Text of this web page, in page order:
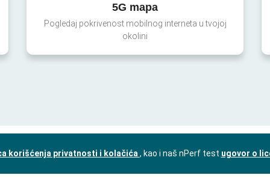
5G mapa
Pogledaj pokrivenost mobilnog interneta u tvojoj
okolini
korišćenja privatnosti i kolačića , kao i naš nPerf test ugovor o